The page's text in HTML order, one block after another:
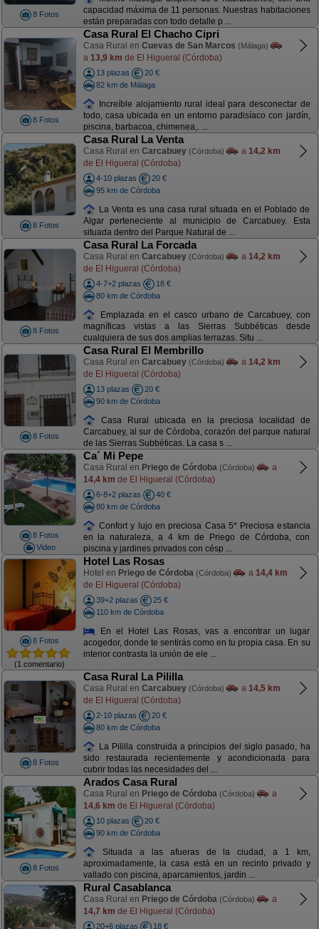
8 Fotos
capacidad máxima de 11 personas. Nuestras habitaciones
están preparadas con todo detalle p ...
8 Fotos
Casa Rural El Chacho Cipri
Casa Rural en Cuevas de San Marcos (Málaga)
a 13,9 km de El Higueral (Córdoba)
13 plazas
20 €
82 km de Málaga
Increíble alojamiento rural ideal para desconectar de
todo, casa ubicada en un entorno paradisíaco con jardín,
piscina, barbacoa, chimenea,. ...
8 Fotos
Casa Rural La Venta
Casa Rural en Carcabuey (Córdoba) a 14,2 km
de El Higueral (Córdoba)
4-10 plazas
20 €
95 km de Córdoba
La Venta es una casa rural situada en el Poblado de
Algar perteneciente al municipio de Carcabuey. Esta
situada dentro del Parque Natural de ...
8 Fotos
Casa Rural La Forcada
Casa Rural en Carcabuey (Córdoba) a 14,2 km
de El Higueral (Córdoba)
4-7+2 plazas
18 €
80 km de Córdoba
Emplazada en el casco urbano de Carcabuey, con
magníficas vistas a las Sierras Subbéticas desde
cualquiera de sus dos amplias terrazas. Situ ...
8 Fotos
Casa Rural El Membrillo
Casa Rural en Carcabuey (Córdoba) a 14,2 km
de El Higueral (Córdoba)
13 plazas
20 €
90 km de Córdoba
Casa Rural ubicada en la preciosa localidad de
Carcabuey, al sur de Córdoba, corazón del parque natural
de las Sierras Subbéticas. La casa s ...
8 Fotos
Video
Ca´ Mi Pepe
Casa Rural en Priego de Córdoba (Córdoba)
a
14,4 km de El Higueral (Córdoba)
6-8+2 plazas
40 €
80 km de Córdoba
Confort y lujo en preciosa Casa 5* Preciosa estancia
en la naturaleza, a 4 km de Priego de Córdoba, con
piscina y jardines privados con césp ...
8 Fotos
(1 comentario)
Hotel Las Rosas
Hotel en Priego de Córdoba (Córdoba) a 14,4 km
de El Higueral (Córdoba)
39+2 plazas
25 €
110 km de Córdoba
En el Hotel Las Rosas, vas a encontrar un lugar
acogedor, donde te sentirás como en tu propia casa. En su
interior contrasta la unión de ele ...
8 Fotos
Casa Rural La Pililla
Casa Rural en Carcabuey (Córdoba) a 14,5 km
de El Higueral (Córdoba)
2-10 plazas
20 €
80 km de Córdoba
La Pililla construida a principios del siglo pasado, ha
sido restaurada recientemente y acondicionada para
cubrir todas las necesidades del ...
8 Fotos
Arados Casa Rural
Casa Rural en Priego de Córdoba (Córdoba)
a
14,6 km de El Higueral (Córdoba)
10 plazas
20 €
90 km de Córdoba
Situada a las afueras de la ciudad, a 1 km,
aproximadamente, la casa está en un recinto privado y
vallado con piscina, aparcamientos, jardin ...
Rural Casablanca
Casa Rural en Priego de Córdoba (Córdoba)
a
14,7 km de El Higueral (Córdoba)
20+6 plazas 18 €